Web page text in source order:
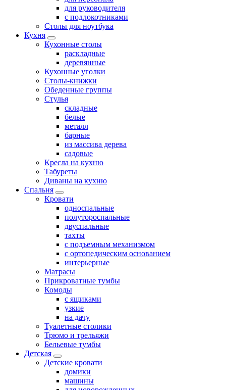
для руководителя
с подлокотниками
Столы для ноутбука
Кухня
Кухонные столы
раскладные
деревянные
Кухонные уголки
Столы-книжки
Обеденные группы
Стулья
складные
белые
металл
барные
из массива дерева
садовые
Кресла на кухню
Табуреты
Диваны на кухню
Спальня
Кровати
односпальные
полутороспальные
двуспальные
тахты
с подъемным механизмом
с ортопедическим основанием
интерьерные
Матрасы
Прикроватные тумбы
Комоды
с ящиками
узкие
на дачу
Туалетные столики
Трюмо и трельяжи
Бельевые тумбы
Детская
Детские кровати
домики
машины